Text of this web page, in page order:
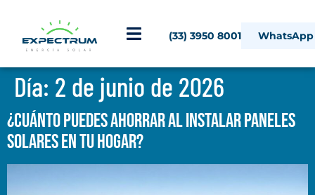
(33) 3950 8001 WhatsApp
Día: 2 de junio de 2026
¿Cuánto puedes ahorrar al instalar paneles
solares en tu hogar?